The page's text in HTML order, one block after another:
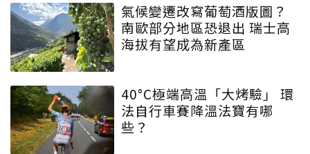
氣候變遷改寫葡萄酒版圖？
南歐部分地區恐退出 瑞士高
海拔有望成為新產區
40°C極端高溫「大烤驗」 環
法自行車賽降溫法寶有哪
些？